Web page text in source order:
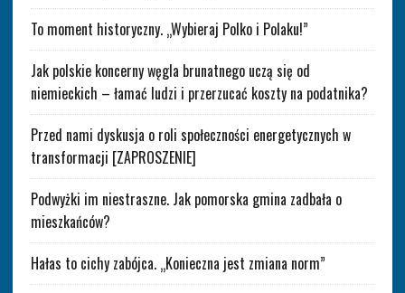
To moment historyczny. „Wybieraj Polko i Polaku!”
Jak polskie koncerny węgla brunatnego uczą się od
niemieckich – łamać ludzi i przerzucać koszty na podatnika?
Przed nami dyskusja o roli społeczności energetycznych w
transformacji [ZAPROSZENIE]
Podwyżki im niestraszne. Jak pomorska gmina zadbała o
mieszkańców?
Hałas to cichy zabójca. „Konieczna jest zmiana norm”